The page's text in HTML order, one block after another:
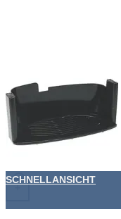
+
SCHNELLANSICHT